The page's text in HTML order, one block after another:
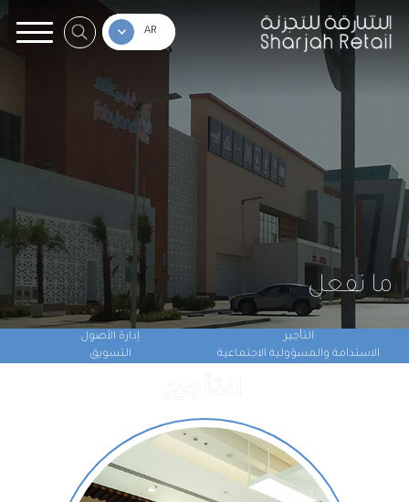
الرئيسية
ما نفعل
المركز الإعلامي
تواصل معنا
AR
ما نفعل
التأجير
إدارة الأصول
الاستدامة والمسؤولية الاجتماعية
التسويق